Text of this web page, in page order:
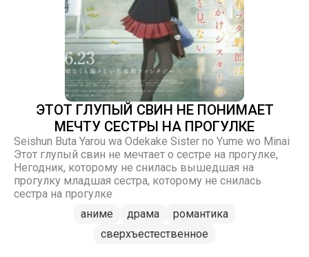
ЭТОТ ГЛУПЫЙ СВИН НЕ ПОНИМАЕТ
МЕЧТУ СЕСТРЫ НА ПРОГУЛКЕ
Seishun Buta Yarou wa Odekake Sister no Yume wo Minai
Этот глупый свин не мечтает о сестрe на прогулке,
Негодник, которому не снилась вышедшая на
прогулку младшая сестра, которому не снилась
сестра на прогулке
аниме
драма
романтика
сверхъестественное